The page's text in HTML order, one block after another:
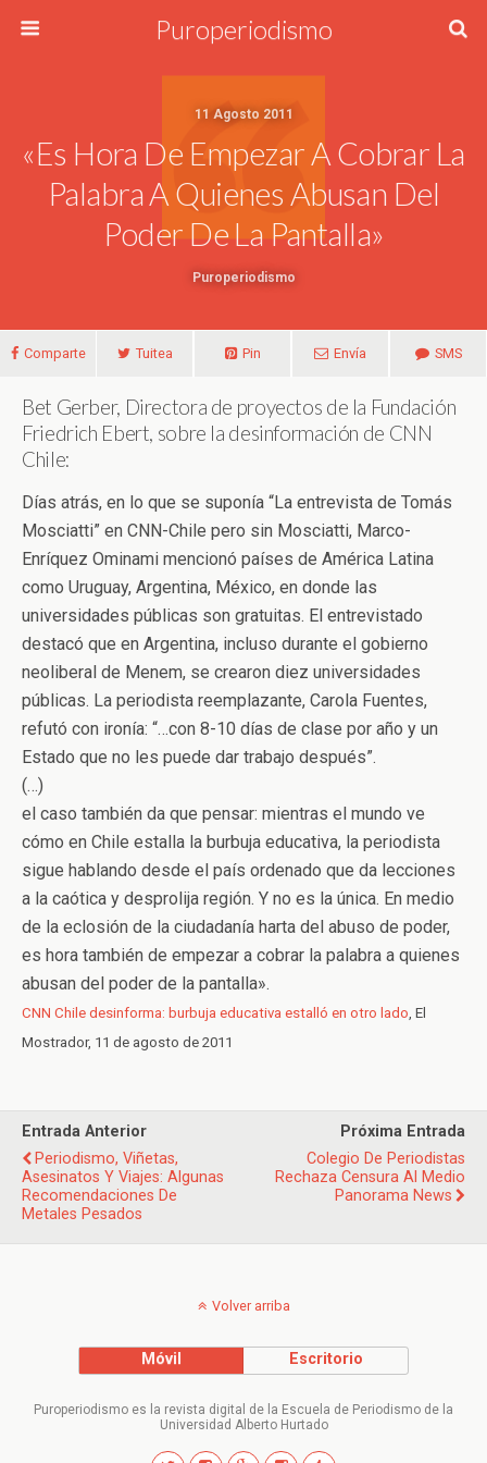
Puroperiodismo
11 Agosto 2011
«Es Hora De Empezar A Cobrar La
Palabra A Quienes Abusan Del
Poder De La Pantalla»
Puroperiodismo
Comparte Tuitea Pin Envía SMS
Bet Gerber, Directora de proyectos de la Fundación
Friedrich Ebert, sobre la desinformación de CNN
Chile:
Días atrás, en lo que se suponía “La entrevista de Tomás
Mosciatti” en CNN-Chile pero sin Mosciatti, Marco-
Enríquez Ominami mencionó países de América Latina
como Uruguay, Argentina, México, en donde las
universidades públicas son gratuitas. El entrevistado
destacó que en Argentina, incluso durante el gobierno
neoliberal de Menem, se crearon diez universidades
públicas. La periodista reemplazante, Carola Fuentes,
refutó con ironía: “…con 8-10 días de clase por año y un
Estado que no les puede dar trabajo después”.
(…)
el caso también da que pensar: mientras el mundo ve
cómo en Chile estalla la burbuja educativa, la periodista
sigue hablando desde el país ordenado que da lecciones
a la caótica y desprolija región. Y no es la única. En medio
de la eclosión de la ciudadanía harta del abuso de poder,
es hora también de empezar a cobrar la palabra a quienes
abusan del poder de la pantalla».
CNN Chile desinforma: burbuja educativa estalló en otro lado, El
Mostrador, 11 de agosto de 2011
Entrada Anterior
Periodismo, Viñetas,
Asesinatos Y Viajes: Algunas
Recomendaciones De
Metales Pesados
Próxima Entrada
Colegio De Periodistas
Rechaza Censura Al Medio
Panorama News
Volver arriba
Móvil Escritorio
Puroperiodismo es la revista digital de la Escuela de Periodismo de la
Universidad Alberto Hurtado